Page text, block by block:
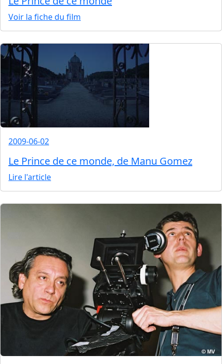
Voir la fiche du film
2009-06-02
Le Prince de ce monde, de Manu Gomez
Lire l'article